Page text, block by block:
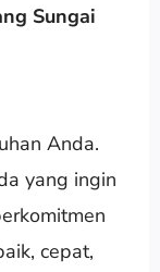
Sungai
Anda.
yang ingin
cepat,